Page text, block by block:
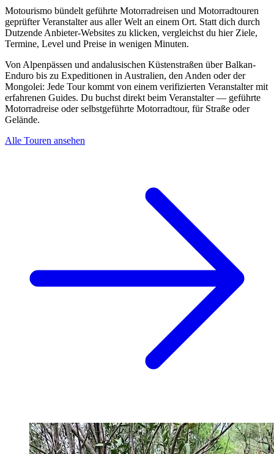
Motourismo bündelt geführte Motorradreisen und Motorradtouren
geprüfter Veranstalter aus aller Welt an einem Ort. Statt dich durch
Dutzende Anbieter-Websites zu klicken, vergleichst du hier Ziele,
Termine, Level und Preise in wenigen Minuten.
Von Alpenpässen und andalusischen Küstenstraßen über Balkan-
Enduro bis zu Expeditionen in Australien, den Anden oder der
Mongolei: Jede Tour kommt von einem verifizierten Veranstalter mit
erfahrenen Guides. Du buchst direkt beim Veranstalter — geführte
Motorradreise oder selbstgeführte Motorradtour, für Straße oder
Gelände.
Alle Touren ansehen